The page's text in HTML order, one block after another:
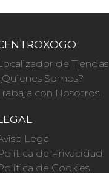
de Tiendas
Somos?
con Nosotros
Legal
de Privacidad
de Cookies